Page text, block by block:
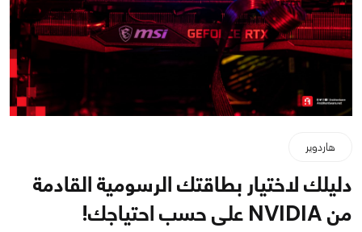
هاردوير
دليلك لاختيار بطاقتك الرسومية القادمة
من NVIDIA على حسب احتياجك!